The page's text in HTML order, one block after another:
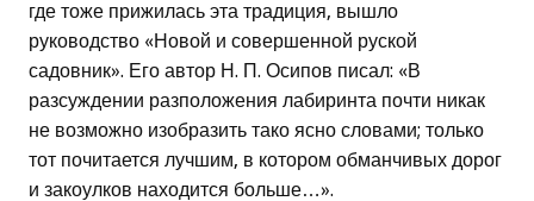
где тоже прижилась эта традиция, вышло
руководство «Новой и совершенной руской
садовник». Его автор Н. П. Осипов писал: «В
разсуждении разположения лабиринта почти никак
не возможно изобразить тако ясно словами; только
тот почитается лучшим, в котором обманчивых дорог
и закоулков находится больше…».